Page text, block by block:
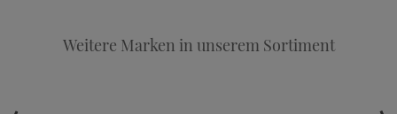
Weitere Marken in unserem Sortiment